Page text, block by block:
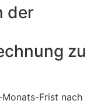
der
zu
Frist nach